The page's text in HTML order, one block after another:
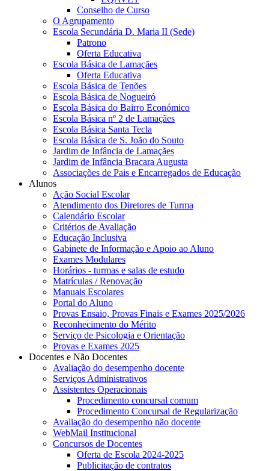
Conselho de Curso
O Agrupamento
Escola Secundária D. Maria II (Sede)
Patrono
Oferta Educativa
Escola Básica de Lamaçães
Oferta Educativa
Escola Básica de Tenões
Escola Básica de Nogueiró
Escola Básica do Bairro Económico
Escola Básica nº 2 de Lamaçães
Escola Básica Santa Tecla
Escola Básica de S. João do Souto
Jardim de Infância de Lamaçães
Jardim de Infância Bracara Augusta
Associações de Pais e Encarregados de Educação
Alunos
Ação Social Escolar
Atendimento dos Diretores de Turma
Calendário Escolar
Critérios de Avaliação
Educação Inclusiva
Gabinete de Informação e Apoio ao Aluno
Exames Modulares
Horários - turmas e salas de estudo
Matrículas / Renovação
Manuais Escolares
Portal do Aluno
Provas Ensaio, Provas Finais e Exames 2025/2026
Reconhecimento do Mérito
Serviço de Psicologia e Orientação
Provas e Exames 2025
Docentes e Não Docentes
Avaliação do desempenho docente
Serviços Administrativos
Assistentes Operacionais
Procedimento concursal comum
Procedimento Concursal de Regularização
Avaliação do desempenho não docente
WebMail Institucional
Concursos de Docentes
Oferta de Escola 2024-2025
Publicitação de contratos